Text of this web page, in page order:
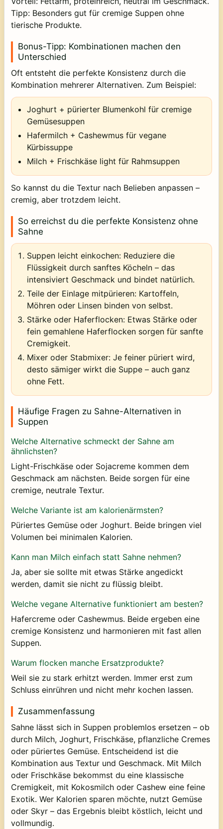
Tipp: Besonders gut für cremige Suppen ohne
tierische Produkte.
Bonus-Tipp: Kombinationen machen den
Unterschied
Oft entsteht die perfekte Konsistenz durch die
Kombination mehrerer Alternativen. Zum Beispiel:
Joghurt + pürierter Blumenkohl für cremige
Gemüsesuppen
Hafermilch + Cashewmus für vegane
Kürbissuppe
Milch + Frischkäse light für Rahmsuppen
So kannst du die Textur nach Belieben anpassen –
cremig, aber trotzdem leicht.
So erreichst du die perfekte Konsistenz ohne
Sahne
Suppen leicht einkochen: Reduziere die
Flüssigkeit durch sanftes Köcheln – das
intensiviert Geschmack und bindet natürlich.
Teile der Einlage mitpürieren: Kartoffeln,
Möhren oder Linsen binden von selbst.
Stärke oder Haferflocken: Etwas Stärke oder
fein gemahlene Haferflocken sorgen für sanfte
Cremigkeit.
Mixer oder Stabmixer: Je feiner püriert wird,
desto sämiger wirkt die Suppe – auch ganz
ohne Fett.
Häufige Fragen zu Sahne-Alternativen in
Suppen
Welche Alternative schmeckt der Sahne am
ähnlichsten?
Light-Frischkäse oder Sojacreme kommen dem
Geschmack am nächsten. Beide sorgen für eine
cremige, neutrale Textur.
Welche Variante ist am kalorienärmsten?
Püriertes Gemüse oder Joghurt. Beide bringen viel
Volumen bei minimalen Kalorien.
Kann man Milch einfach statt Sahne nehmen?
Ja, aber sie sollte mit etwas Stärke angedickt
werden, damit sie nicht zu flüssig bleibt.
Welche vegane Alternative funktioniert am besten?
Hafercreme oder Cashewmus. Beide ergeben eine
cremige Konsistenz und harmonieren mit fast allen
Suppen.
Warum flocken manche Ersatzprodukte?
Weil sie zu stark erhitzt werden. Immer erst zum
Schluss einrühren und nicht mehr kochen lassen.
Zusammenfassung
Sahne lässt sich in Suppen problemlos ersetzen – ob
durch Milch, Joghurt, Frischkäse, pflanzliche Cremes
oder püriertes Gemüse. Entscheidend ist die
Kombination aus Textur und Geschmack. Mit Milch
oder Frischkäse bekommst du eine klassische
Cremigkeit, mit Kokosmilch oder Cashew eine feine
Exotik. Wer Kalorien sparen möchte, nutzt Gemüse
oder Skyr – das Ergebnis bleibt köstlich, leicht und
vollmundig.